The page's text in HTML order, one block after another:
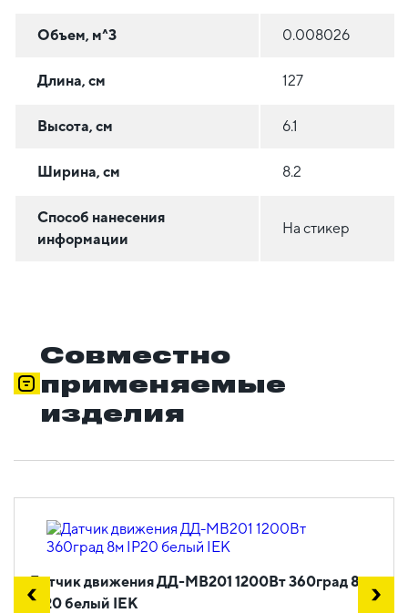
Объем, м^3 0.008026
Длина, см 127
Высота, см 6.1
Ширина, см 8.2
Способ нанесения
информации
На стикер
Совместно
применяемые
изделия
Датчик движения ДД-МВ201 1200Вт 360град 8м
IP20 белый IEK